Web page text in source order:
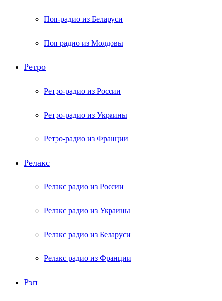
Поп-радио из Беларуси
Поп радио из Молдовы
Ретро
Ретро-радио из России
Ретро-радио из Украины
Ретро-радио из Франции
Релакс
Релакс радио из России
Релакс радио из Украины
Релакс радио из Беларуси
Релакс радио из Франции
Рэп